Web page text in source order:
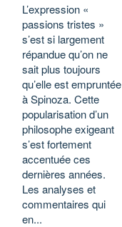
L’expression «
passions tristes »
s’est si largement
répandue qu’on ne
sait plus toujours
qu’elle est empruntée
à Spinoza. Cette
popularisation d’un
philosophe exigeant
s’est fortement
accentuée ces
dernières années.
Les analyses et
commentaires qui
en...